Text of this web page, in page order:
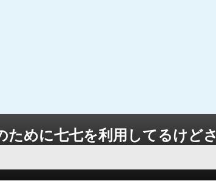
ために七七を利用してるけどさ